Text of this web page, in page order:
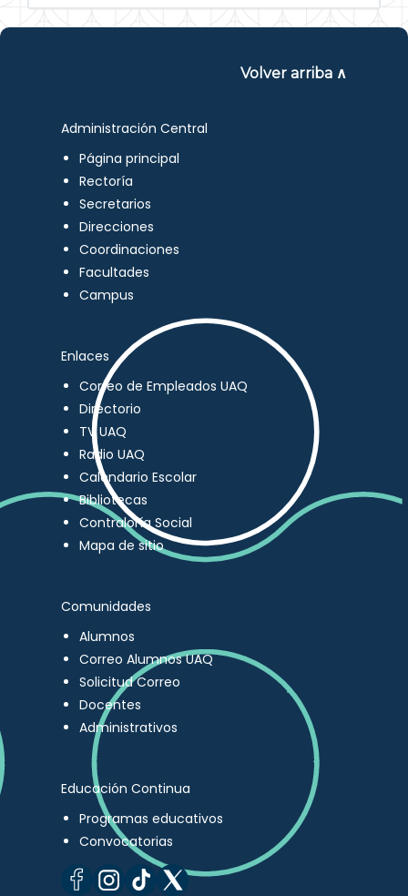
Volver arriba ∧
Administración Central
Página principal
Rectoría
Secretarios
Direcciones
Coordinaciones
Facultades
Campus
Enlaces
Correo de Empleados UAQ
Directorio
TV UAQ
Radio UAQ
Calendario Escolar
Bibliotecas
Contraloría Social
Mapa de sitio
Comunidades
Alumnos
Correo Alumnos UAQ
Solicitud Correo
Docentes
Administrativos
Educación Continua
Programas educativos
Convocatorias